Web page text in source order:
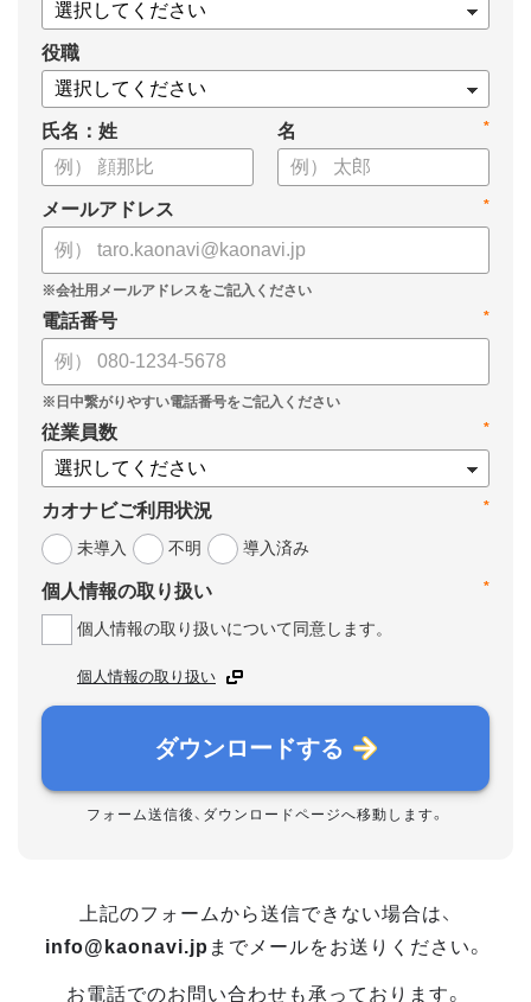
・システム導入までの3つのステップ
についてまとめています。ぜひお役立てください。
役職
氏名：姓 *
名
*
メールアドレス
*
電話番号
*
従業員数
*
カオナビご利用状況
未導入
不明 導入済み
*
個人情報の取り扱い
個人情報の取り扱いについて同意します。
個人情報の取り扱い
ダウンロードする
フォーム送信後、ダウンロードページへ移動します。
上記のフォームから送信できない場合は、
info@kaonavi.jp までメールをお送りください。
お電話でのお問い合わせも承っております。